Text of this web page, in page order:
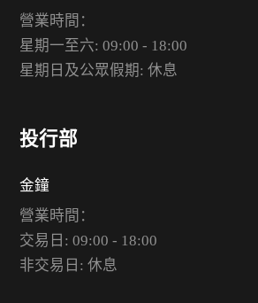
營業時間：
星期一至六: 09:00 - 18:00
星期日及公眾假期: 休息
投行部
金鐘
營業時間：
交易日: 09:00 - 18:00
非交易日: 休息